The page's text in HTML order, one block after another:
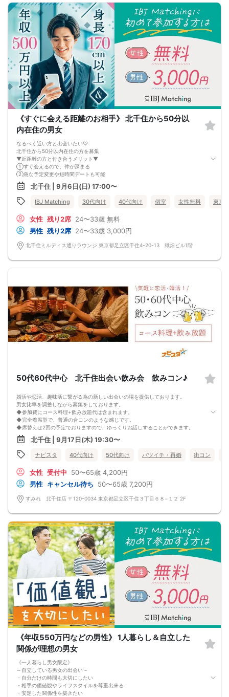
《すぐに会える距離のお相手》 北千住から50分以
内在住の男女
なるべく近い方と出会いたい♡
北千住から50分以内在住の方を募集
▼近距離の方と付き合うメリット▼
①すぐ会えるので、仲が深まる
②急な予定変更や短時間デートも可能
③生活圏や価値観が似やすい
同棲を考えたとき、引っ越しの負担が少なく
将来を想像しやすいのも◎
近距離の出会いは北千住ラウンジで♡
北千住 | 9月6日(日) 17:00〜
IBJ Matching 30代向け 40代向け 個室 女性無料 東京
女性 残り2席 24〜33歳 無料
男性 残り2席 24〜33歳 3,000円
北千住ミルディス通りラウンジ 東京都足立区千住4-20-13 織畑ビル1階
50代60代中心 北千住出会い飲み会 飲みコン♪
婚活や恋活、趣味活に繋がる為の新しい出会いの場を提供しております。
男女比率を調整しながら募集をしております。
◆参加費にコース料理+飲み放題代は含まれます。
◆完全着席型で、普通の合コンのような感じです。
◆席替えは2回の予定でおりますので、ゆっくりお話しすることができます。
少人数開催の場合席替えがない場合もございます。
◆スタートから終わりまで、スタッフも同行しますので、一人参加の方や初参加
の方も安心だと思います。
◆カップリング・プロフィールカードの記入はございません。
換しておいてください。
最大人数・最少人数について
◆最少開催人数 男性2名・女性2名になります。
◆最大募集人数 男性10名・女性10名になります。
※但し、企画により変動する場合がございます。
集まり方は運営側も予測できない部分はございます。
楽しい会かどうかは、参加人数より、その時に参加される方の相性や人柄など要
素が大きいです。
結局は、運次第のところはございます。
◆最少催行人数に満たない場合 開催前日23時までに最少催行人数に届かなかった
場合は開催中止とさせていただきます。
また天候や状況などにより中止されることがございます。
◆中止判断タイミングは開始前日の23時となりますが、
申込者の直前のキャンセルにより、直前でも中止になる場合もございます。
中止時も交通費など保証はございません。
◆ご予約の操作と同時に上述の注意事項に同意したものと致します。
北千住 | 9月17日(木) 19:30〜
ナビスタ 40代向け 50代向け バツイチ・再婚 街コン
女性 受付中 50〜65歳 4,200円
男性 キャンセル待ち 50〜65歳 7,200円
すみれ 北千住店 〒120-0034 東京都足立区千住３丁目６８−１２ 2F
《年収550万円などの男性》 1人暮らし＆自立した
関係が理想の男女
《一人暮らし男女限定》
～自立している男女の出会い～
・自分だけの時間も大切にしたい
・相手の価値観やライフスタイルを尊重出来る
・安定した関係性を築きたい